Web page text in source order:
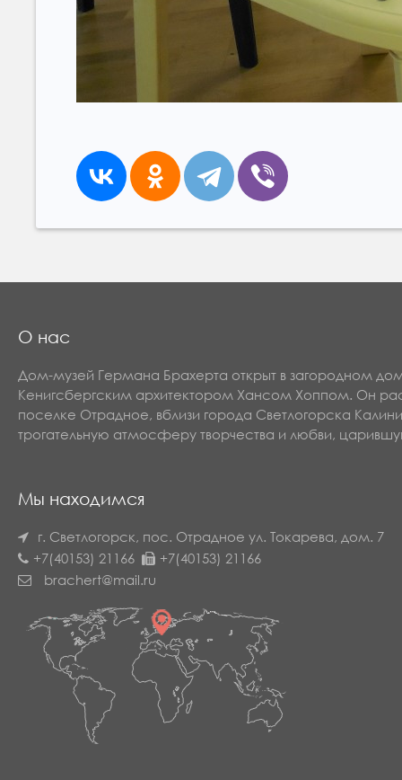
О нас
Дом-музей Германа Брахерта открыт в загородном
Кенигсбергским архитектором Хансом Хоппом. Он
поселке Отрадное, вблизи города Светлогорска
трогательную атмосферу творчества и любви,
Мы находимся
г. Светлогорск, пос. Отрадное ул. Токарева, дом. 7
+7(40153) 21166
+7(40153) 21166
brachert@mail.ru